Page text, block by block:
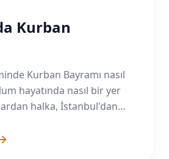
Kurban
Kurban Bayramı nasıl
hayatında nasıl bir yer
halka, İstanbul'dan